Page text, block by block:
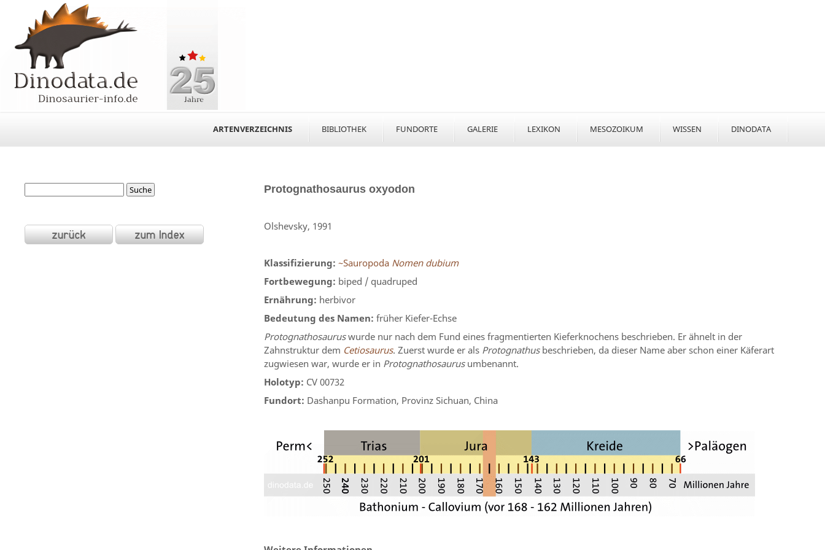
ARTENVERZEICHNIS BIBLIOTHEK FUNDORTE GALERIE LEXIKON MESOZOIKUM WISSEN DINODATA
Protognathosaurus oxyodon
Olshevsky, 1991
Klassifizierung: ~Sauropoda Nomen dubium
Fortbewegung: biped / quadruped
Ernährung: herbivor
Bedeutung des Namen: früher Kiefer-Echse
Protognathosauruswurde nur nach dem Fund eines fragmentierten Kieferknochens beschrieben. Er ähnelt in der
Zahnstruktur dem Cetiosaurus. Zuerst wurde er als Protognathusbeschrieben, da dieser Name aber schon einer Käferart
zugwiesen war, wurde er in Protognathosaurusumbenannt.
Holotyp: CV 00732
Fundort: Dashanpu Formation, Provinz Sichuan, China